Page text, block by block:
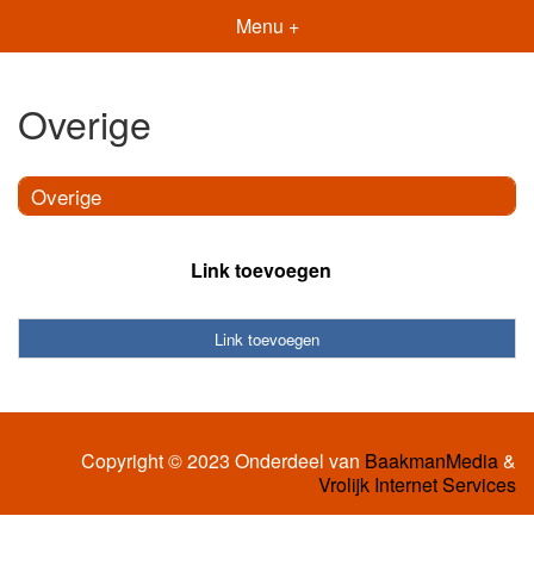
Menu +
Overige
Overige
Link toevoegen
Link toevoegen
Copyright © 2023 Onderdeel van BaakmanMedia&
Vrolijk Internet Services